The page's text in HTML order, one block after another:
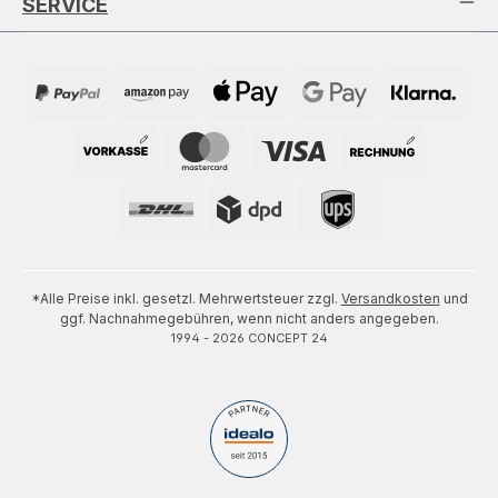
SERVICE
*Alle Preise inkl. gesetzl. Mehrwertsteuer zzgl. Versandkosten und
ggf. Nachnahmegebühren, wenn nicht anders angegeben.
1994 - 2026 CONCEPT 24